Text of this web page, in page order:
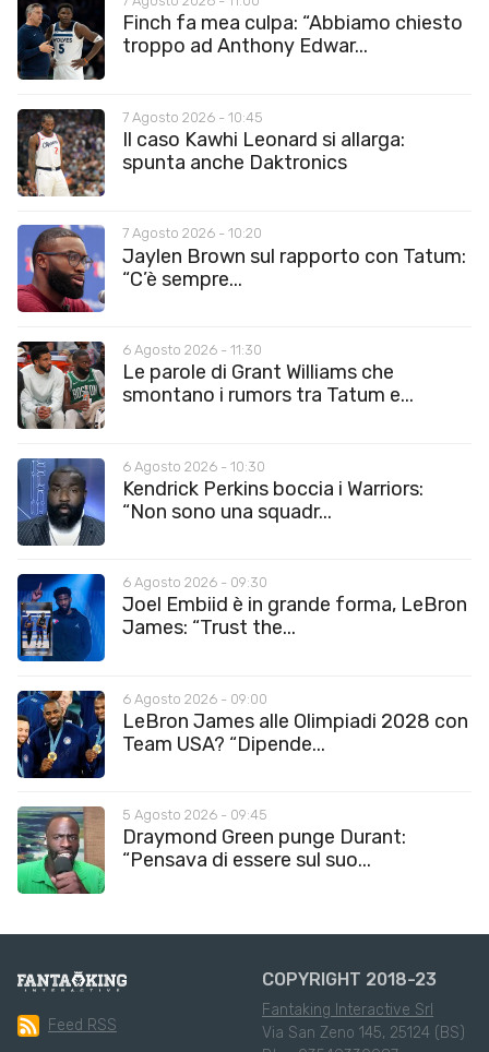
Finch fa mea culpa: “Abbiamo chiesto
troppo ad Anthony Edwar...
7 Agosto 2026 - 10:45
Il caso Kawhi Leonard si allarga:
spunta anche Daktronics
7 Agosto 2026 - 10:20
Jaylen Brown sul rapporto con Tatum:
“C’è sempre...
6 Agosto 2026 - 11:30
Le parole di Grant Williams che
smontano i rumors tra Tatum e...
6 Agosto 2026 - 10:30
Kendrick Perkins boccia i Warriors:
“Non sono una squadr...
6 Agosto 2026 - 09:30
Joel Embiid è in grande forma, LeBron
James: “Trust the...
6 Agosto 2026 - 09:00
LeBron James alle Olimpiadi 2028 con
Team USA? “Dipende...
5 Agosto 2026 - 09:45
Draymond Green punge Durant:
“Pensava di essere sul suo...
Feed RSS
COPYRIGHT 2018-23
Fantaking Interactive Srl
Via San Zeno 145, 25124 (BS)